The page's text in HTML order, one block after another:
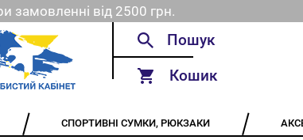
замовленні від 2500 грн.
Кошик
СПОРТИВНІ СУМКИ, РЮКЗАКИ